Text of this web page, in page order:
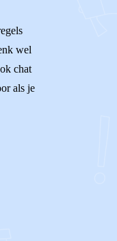
wel
chat
als je